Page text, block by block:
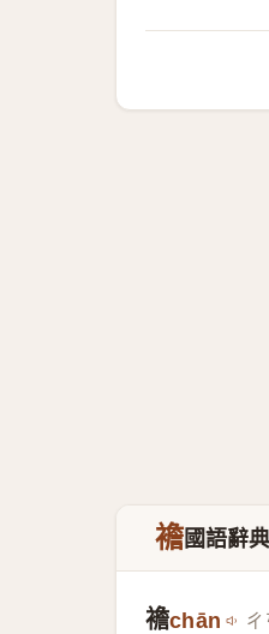
襜國語辭典
襜chān ㄔ